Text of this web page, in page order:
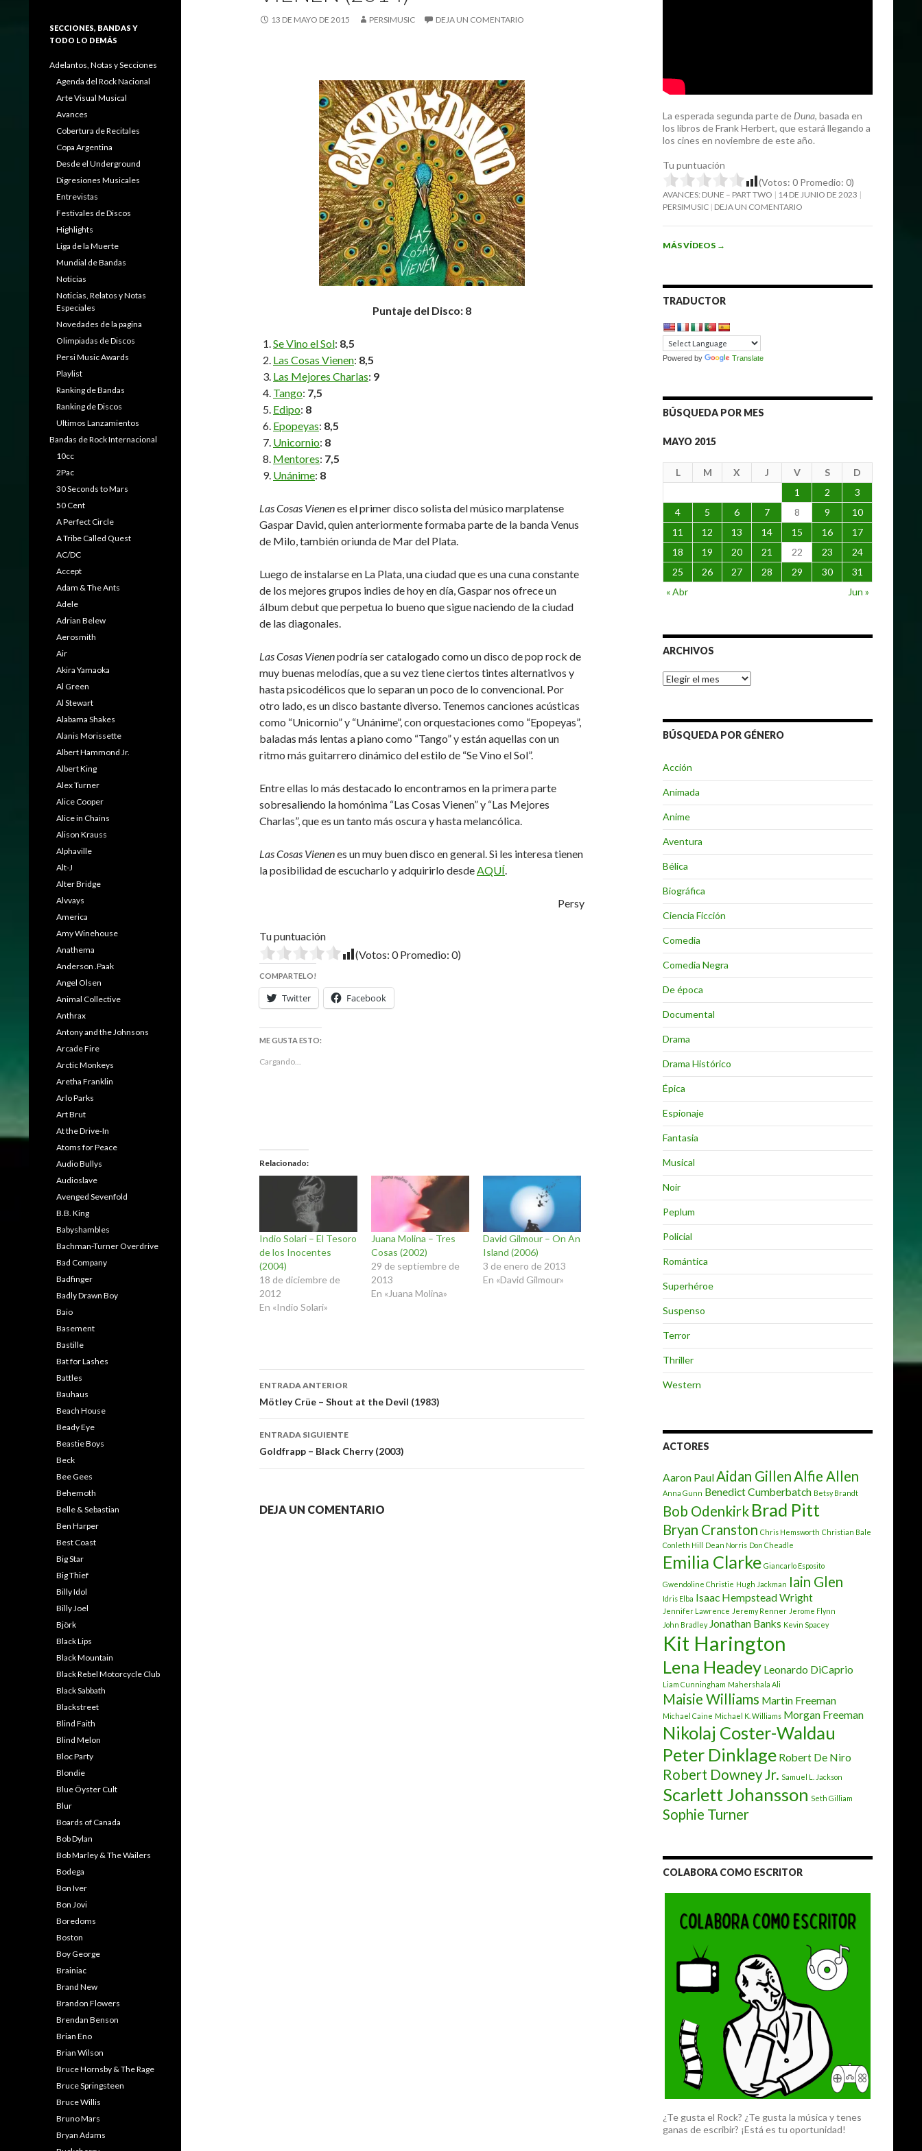
13 DE MAYO DE 2015 PERSIMUSIC DEJA UN COMENTARIO
Puntaje del Disco: 8
Se Vino el Sol: 8,5
Las Cosas Vienen: 8,5
Las Mejores Charlas: 9
Tango: 7,5
Edipo: 8
Epopeyas: 8,5
Unicornio: 8
Mentores: 7,5
Unánime: 8
Las Cosas Vienenes el primer disco solista del músico marplatense
Gaspar David, quien anteriormente formaba parte de la banda Venus
de Milo, también oriunda de Mar del Plata.
Luego de instalarse en La Plata, una ciudad que es una cuna constante
de los mejores grupos indies de hoy en día, Gaspar nos ofrece un
álbum debut que perpetua lo bueno que sigue naciendo de la ciudad
de las diagonales.
Las Cosas Vienenpodría ser catalogado como un disco de pop rock de
muy buenas melodías, que a su vez tiene ciertos tintes alternativos y
hasta psicodélicos que lo separan un poco de lo convencional. Por
otro lado, es un disco bastante diverso. Tenemos canciones acústicas
como “Unicornio” y “Unánime”, con orquestaciones como “Epopeyas”,
baladas más lentas a piano como “Tango” y están aquellas con un
ritmo más guitarrero dinámico del estilo de “Se Vino el Sol”.
Entre ellas lo más destacado lo encontramos en la primera parte
sobresaliendo la homónima “Las Cosas Vienen” y “Las Mejores
Charlas”, que es un tanto más oscura y hasta melancólica.
Las Cosas Vienenes un muy buen disco en general. Si les interesa tienen
la posibilidad de escucharlo y adquirirlo desdeAQUÍ.
Persy
Tu puntuación
(Votos: 0Promedio: 0)
COMPARTELO!
Twitter Facebook
ME GUSTA ESTO:
Cargando...
Relacionado
Indio Solari – El Tesoro
de los Inocentes
(2004)
18 de diciembre de
2012
En «Indio Solari»
Juana Molina – Tres
Cosas (2002)
29 de septiembre de
2013
En «Juana Molina»
David Gilmour – On An
Island (2006)
3 de enero de 2013
En «David Gilmour»
Navegación
de
entradas
ENTRADA ANTERIOR
Mötley Crüe – Shout at the Devil (1983)
ENTRADA SIGUIENTE
Goldfrapp – Black Cherry (2003)
DEJA UN COMENTARIO
La esperada segunda parte de Duna, basada en
los libros de Frank Herbert, que estará llegando a
los cines en noviembre de este año.
Tu puntuación
(Votos: 0 Promedio: 0)
AVANCES: DUNE – PART TWO
14 DE JUNIO DE 2023
PERSIMUSIC DEJA UN COMENTARIO
MÁS VÍDEOS →
TRADUCTOR
Powered by Translate
BÚSQUEDA POR MES
MAYO 2015
L M X J V S
D
1
2
3
4
5 6 7 8 9
10
11
12 13 14 15 16
17
18
19 20 21 22 23
24
25
26 27 28 29 30
31
« Abr
Jun »
ARCHIVOS
Archivos
BÚSQUEDA POR GÉNERO
Acción
Animada
Anime
Aventura
Bélica
Biográfica
Ciencia Ficción
Comedia
Comedia Negra
De época
Documental
Drama
Drama Histórico
Épica
Espionaje
Fantasia
Musical
Noir
Peplum
Policial
Romántica
Superhéroe
Suspenso
Terror
Thriller
Western
ACTORES
Aaron PaulAidan GillenAlfie Allen
Anna Gunn Benedict Cumberbatch Betsy Brandt
Bob Odenkirk Brad Pitt
Bryan Cranston Chris Hemsworth Christian Bale
Conleth Hill
Dean Norris Don Cheadle
Emilia Clarke Giancarlo Esposito
Gwendoline Christie Hugh Jackman Iain Glen
Idris Elba Isaac Hempstead Wright
Jennifer Lawrence Jeremy Renner Jerome Flynn
John Bradley Jonathan Banks Kevin Spacey
Kit Harington
Lena Headey Leonardo DiCaprio
Liam Cunningham Mahershala Ali
Maisie Williams Martin Freeman
Michael Caine Michael K. Williams Morgan Freeman
Nikolaj Coster-Waldau
Peter Dinklage Robert De Niro
Robert Downey Jr. Samuel L. Jackson
Scarlett Johansson Seth Gilliam
Sophie Turner
COLABORA COMO ESCRITOR
¿Te gusta el Rock? ¿Te gusta la música y tenes
ganas de escribir? ¡Está es tu oportunidad!
SECCIONES, BANDAS Y
TODO LO DEMÁS
Adelantos, Notas y Secciones
Agenda del Rock Nacional
Arte Visual Musical
Avances
Cobertura de Recitales
Copa Argentina
Desde el Underground
Digresiones Musicales
Entrevistas
Festivales de Discos
Highlights
Liga de la Muerte
Mundial de Bandas
Noticias
Noticias, Relatos y Notas
Especiales
Novedades de la pagina
Olimpiadas de Discos
Persi Music Awards
Playlist
Ranking de Bandas
Ranking de Discos
Ultimos Lanzamientos
Bandas de Rock Internacional
10cc
2Pac
30 Seconds to Mars
50 Cent
A Perfect Circle
A Tribe Called Quest
AC/DC
Accept
Adam & The Ants
Adele
Adrian Belew
Aerosmith
Air
Akira Yamaoka
Al Green
Al Stewart
Alabama Shakes
Alanis Morissette
Albert Hammond Jr.
Albert King
Alex Turner
Alice Cooper
Alice in Chains
Alison Krauss
Alphaville
Alt-J
Alter Bridge
Alvvays
America
Amy Winehouse
Anathema
Anderson .Paak
Angel Olsen
Animal Collective
Anthrax
Antony and the Johnsons
Arcade Fire
Arctic Monkeys
Aretha Franklin
Arlo Parks
Art Brut
At the Drive-In
Atoms for Peace
Audio Bullys
Audioslave
Avenged Sevenfold
B.B. King
Babyshambles
Bachman-Turner Overdrive
Bad Company
Badfinger
Badly Drawn Boy
Baio
Basement
Bastille
Bat for Lashes
Battles
Bauhaus
Beach House
Beady Eye
Beastie Boys
Beck
Bee Gees
Behemoth
Belle & Sebastian
Ben Harper
Best Coast
Big Star
Big Thief
Billy Idol
Billy Joel
Björk
Black Lips
Black Mountain
Black Rebel Motorcycle Club
Black Sabbath
Blackstreet
Blind Faith
Blind Melon
Bloc Party
Blondie
Blue Öyster Cult
Blur
Boards of Canada
Bob Dylan
Bob Marley & The Wailers
Bodega
Bon Iver
Bon Jovi
Boredoms
Boston
Boy George
Brainiac
Brand New
Brandon Flowers
Brendan Benson
Brian Eno
Brian Wilson
Bruce Hornsby & The Rage
Bruce Springsteen
Bruce Willis
Bruno Mars
Bryan Adams